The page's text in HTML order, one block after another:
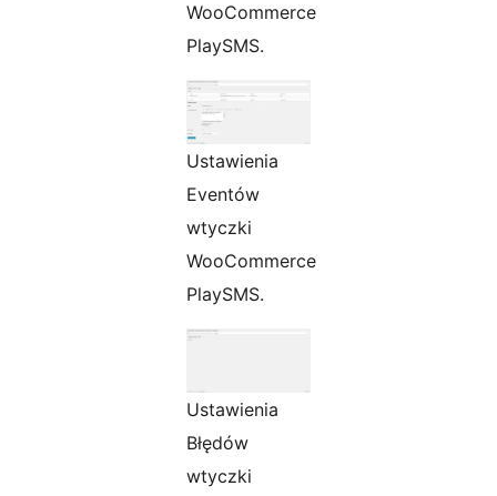
WooCommerce
PlaySMS.
Ustawienia
Eventów
wtyczki
WooCommerce
PlaySMS.
Ustawienia
Błędów
wtyczki